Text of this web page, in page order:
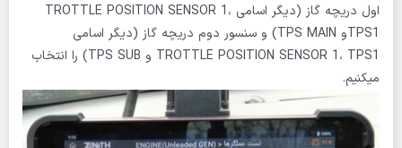
اول دریچه گاز (دیگر اسامی TROTTLE POSITION SENSOR 1،
TPS1و TPS MAIN) و سنسور دوم دریچه گاز (دیگر اسامی
TROTTLE POSITION SENSOR 1، TPS1 و TPS SUB) را انتخاب
میکنیم.